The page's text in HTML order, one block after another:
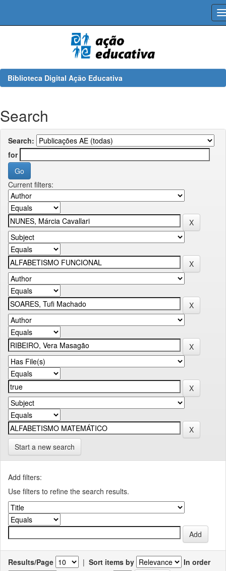
Biblioteca Digital Ação Educativa
Search
Search:
for
Current filters:
Start a new search
Add filters:
Use filters to refine the search results.
Results/Page | Sort items by
In order